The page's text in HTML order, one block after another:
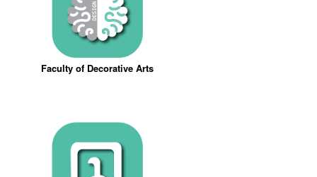
Faculty of Decorative Arts